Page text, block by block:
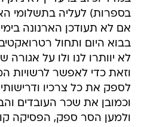
בספרות) לעליה בתשלומי
אם לא תעודכן הארנונה
בבוא היום ותחול רטרואקטיבית מ-1
לא יוותרו לנו ולו על
וזאת כדי לאפשר לרשויות
לספק את כל צרכיו
וכמובן את שכר העובדים
ולמען הסר ספק, הפסיקה